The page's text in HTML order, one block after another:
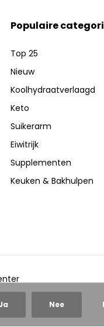
Populaire
Top 25
Nieuw
Koolhydraatverlaagd
Keto
Suikerarm
Eiwitrijk
Supplementen
Keuken & Bakhulpen
Nee